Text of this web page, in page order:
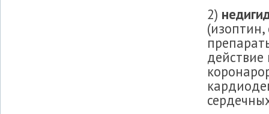
2)
действие